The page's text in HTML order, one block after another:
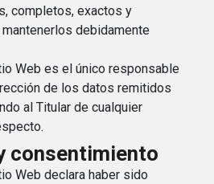
completos, exactos y
debidamente
Web es el único responsable
de los datos remitidos
al Titular de cualquier
consentimiento
Web declara haber sido